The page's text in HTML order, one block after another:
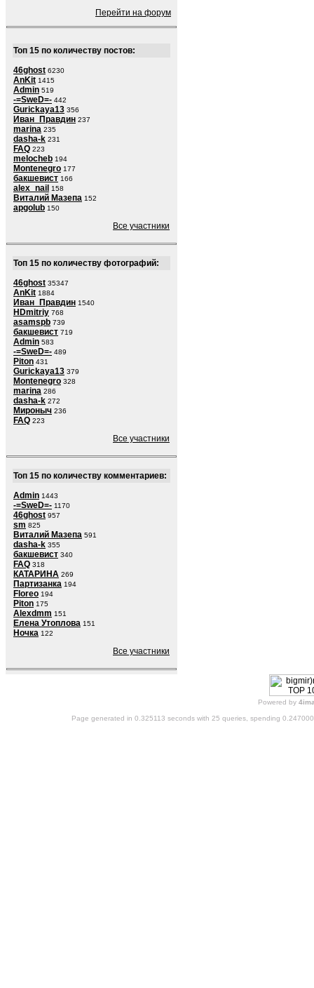
Перейти на форум
Топ 15 по количеству постов:
46ghost 6230
AnKit 1415
Admin 519
-=SweD=- 442
Gurickaya13 356
Иван_Правдин 237
marina 235
dasha-k 231
FAQ 223
melocheb 194
Montenegro 177
бакшевист 166
alex_nail 158
Виталий Мазепа 152
apgolub 150
Все участники
Топ 15 по количеству фотографий:
46ghost 35347
AnKit 1884
Иван_Правдин 1540
HDmitriy 768
asamspb 739
бакшевист 719
Admin 583
-=SweD=- 489
Piton 431
Gurickaya13 379
Montenegro 328
marina 286
dasha-k 272
Мироныч 236
FAQ 223
Все участники
Топ 15 по количеству комментариев:
Admin 1443
-=SweD=- 1170
46ghost 957
sm 825
Виталий Мазепа 591
dasha-k 355
бакшевист 340
FAQ 318
КАТАРИНА 269
Партизанка 194
Floreo 194
Piton 175
Alexdmm 151
Елена Утоплова 151
Ночка 122
Все участники
Powered by
Page generated in 0.325113 seconds with 25 queries, spending